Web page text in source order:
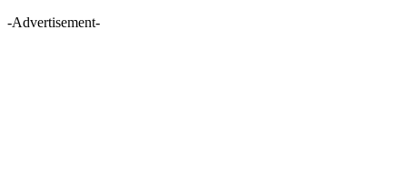
-Advertisement-